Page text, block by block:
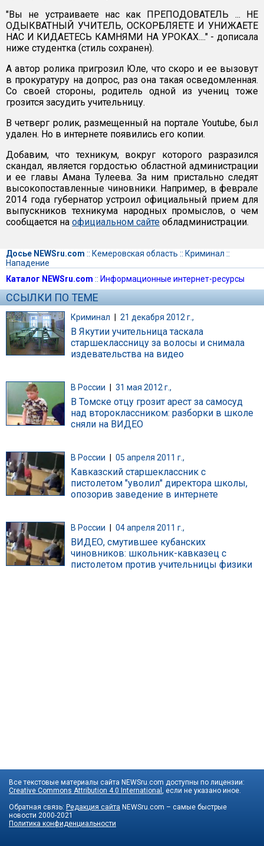
"Вы не устраиваете нас как ПРЕПОДОВАТЕЛЬ ... НЕ
ОДЫКВАТНЫЙ УЧИТЕЛЬ, ОСКОРБЛЯЕТЕ И УНИЖАЕТЕ
НАС И КИДАЕТЕСЬ КАМНЯМИ НА УРОКАХ...." - дописала
ниже студентка (стиль сохранен).
А автор ролика пригрозил Юле, что скоро и ее вызовут
в прокуратуру на допрос, раз она такая осведомленная.
Со своей стороны, родитель одной из учениц тоже
грозится засудить учительницу.
В четверг ролик, размещенный на портале Youtube, был
удален. Но в интернете появились его копии.
Добавим, что техникум, вокруг которого разразился
скандал, является гордостью областной администрации
и ее главы Амана Тулеева. За ним пристально следят
высокопоставленные чиновники. Например, в феврале
2014 года губернатор устроил официальный прием для
выпускников техникума народных промыслов, о чем
сообщается на официальном сайте обладминистрации.
Досье NEWSru.com :: Кемеровская область :: Криминал ::
Нападение
Каталог NEWSru.com :: Информационные интернет-ресурсы
ССЫЛКИ ПО ТЕМЕ
Криминал | 21 декабря 2012 г.,
В Якутии учительница таскала
старшеклассницу за волосы и снимала
издевательства на видео
В России 31 мая 2012 г.,
В Томске отцу грозит арест за самосуд
над второклассником: разборки в школе
сняли на ВИДЕО
В России 05 апреля 2011 г.,
Кавказский старшеклассник с
пистолетом "уволил" директора школы,
опозорив заведение в интернете
В России 04 апреля 2011 г.,
ВИДЕО, смутившее кубанских
чиновников: школьник-кавказец с
пистолетом против учительницы физики
Все текстовые материалы сайта NEWSru.com доступны по лицензии:
Creative Commons Attribution 4.0 International
, если не указано иное.
Обратная связь: Редакция сайта NEWSru.com – самые быстрые
новости 2000-2021
Политика конфиденциальности